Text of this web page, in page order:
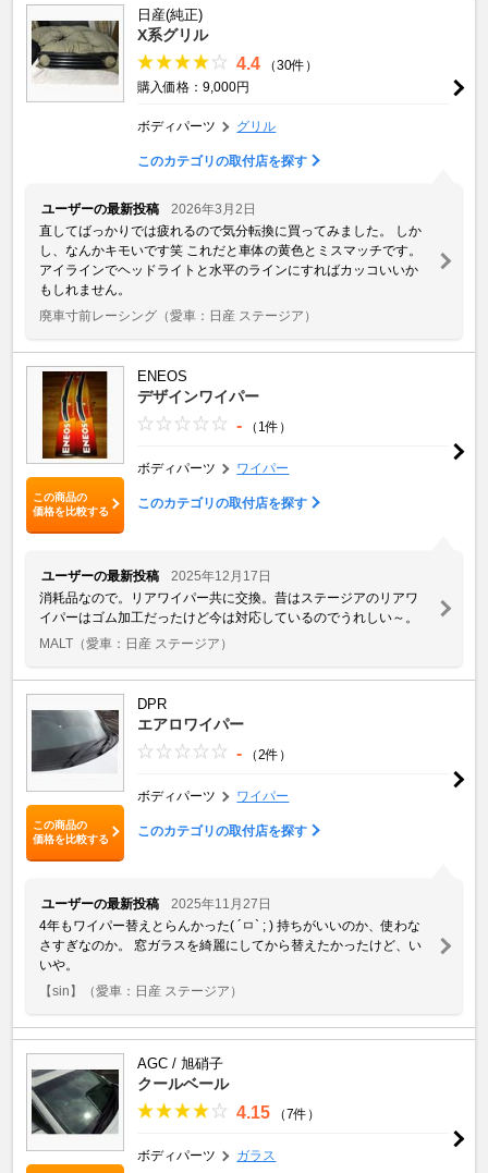
日産(純正)
X系グリル
4.4
（30件）
購入価格：9,000円
ボディパーツ グリル
このカテゴリの取付店を探す
ユーザーの最新投稿
2026年3月2日
直してばっかりでは疲れるので気分転換に買ってみました。 しか
し、なんかキモいです笑 これだと車体の黄色とミスマッチです。
アイラインでヘッドライトと水平のラインにすればカッコいいか
もしれません。
廃車寸前レーシング （愛車：日産 ステージア）
この商品の
価格を比較する
ENEOS
デザインワイパー
- （1件）
ボディパーツ ワイパー
このカテゴリの取付店を探す
ユーザーの最新投稿
2025年12月17日
消耗品なので。リアワイパー共に交換。昔はステージアのリアワ
イパーはゴム加工だったけど今は対応しているのでうれしい～。
MALT （愛車：日産 ステージア）
この商品の
価格を比較する
DPR
エアロワイパー
- （2件）
ボディパーツ ワイパー
このカテゴリの取付店を探す
ユーザーの最新投稿
2025年11月27日
4年もワイパー替えとらんかった( ´ㅁ` ; ) 持ちがいいのか、使わな
さすぎなのか。 窓ガラスを綺麗にしてから替えたかったけど、い
いや。
【sin】
（愛車：日産 ステージア）
AGC / 旭硝子
クールベール
4.15 （7件）
ボディパーツ ガラス